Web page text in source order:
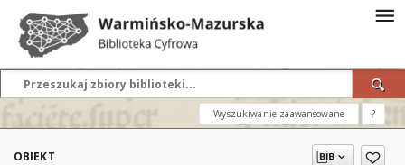
Wyszukiwanie zaawansowane ?
OBIEKT